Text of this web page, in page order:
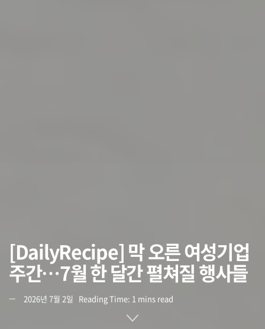
[DailyRecipe] 막 오른 여성기업
주간…7월 한 달간 펼쳐질 행사들
2026년 7월 2일 Reading Time: 1 mins read